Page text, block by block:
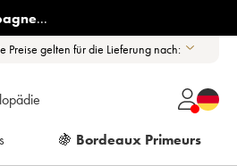
...
Preise gelten für die Lieferung nach:
🍇 Bordeaux Primeurs